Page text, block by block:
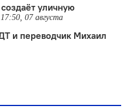
уличную
17:50, 07 августа
и переводчик Михаил